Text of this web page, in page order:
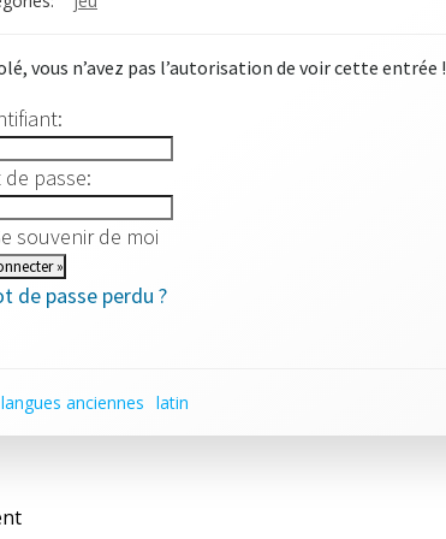
vous n’avez pas l’autorisation de voir cette entrée !
de passe:
souvenir de moi
de passe perdu ?
langues anciennes latin